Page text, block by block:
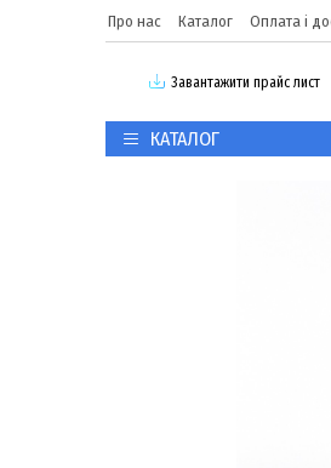
Про нас Каталог Оплата і
3авантажити прайс лист
КАТАЛОГ